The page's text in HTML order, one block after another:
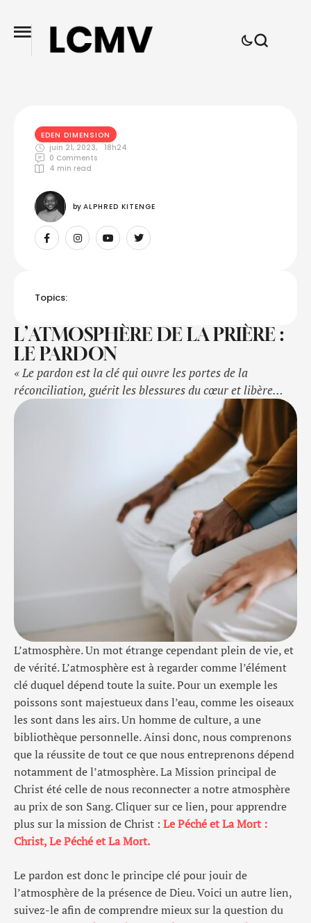
EDEN DIMENSION
juin 21, 2023,
18h24
0 Comments
4 min read
by ALPHRED KITENGE
Topics:
L’ATMOSPHÈRE DE LA PRIÈRE :
LE PARDON
« Le pardon est la clé qui ouvre les portes de la
réconciliation, guérit les blessures du cœur et libère
l’âme de ses chaînes. C’est un acte de grâce et de force,
une manifestation de l’amour divin qui transcende
toutes les limites humaines. » – Saint Augustin
L’atmosphère. Un mot étrange cependant plein de vie, et
de vérité. L’atmosphère est à regarder comme l’élément
clé duquel dépend toute la suite. Pour un exemple les
poissons sont majestueux dans l’eau, comme les oiseaux
les sont dans les airs. Un homme de culture, a une
bibliothèque personnelle. Ainsi donc, nous comprenons
que la réussite de tout ce que nous entreprenons dépend
notamment de l’atmosphère. La Mission principal de
Christ été celle de nous reconnecter a notre atmosphère
au prix de son Sang. Cliquer sur ce lien, pour apprendre
plus sur la mission de Christ : Le Péché et La Mort :
Christ, Le Péché et La Mort.
Le pardon est donc le principe clé pour jouir de
l’atmosphère de la présence de Dieu. Voici un autre lien,
suivez-le afin de comprendre mieux sur la question du